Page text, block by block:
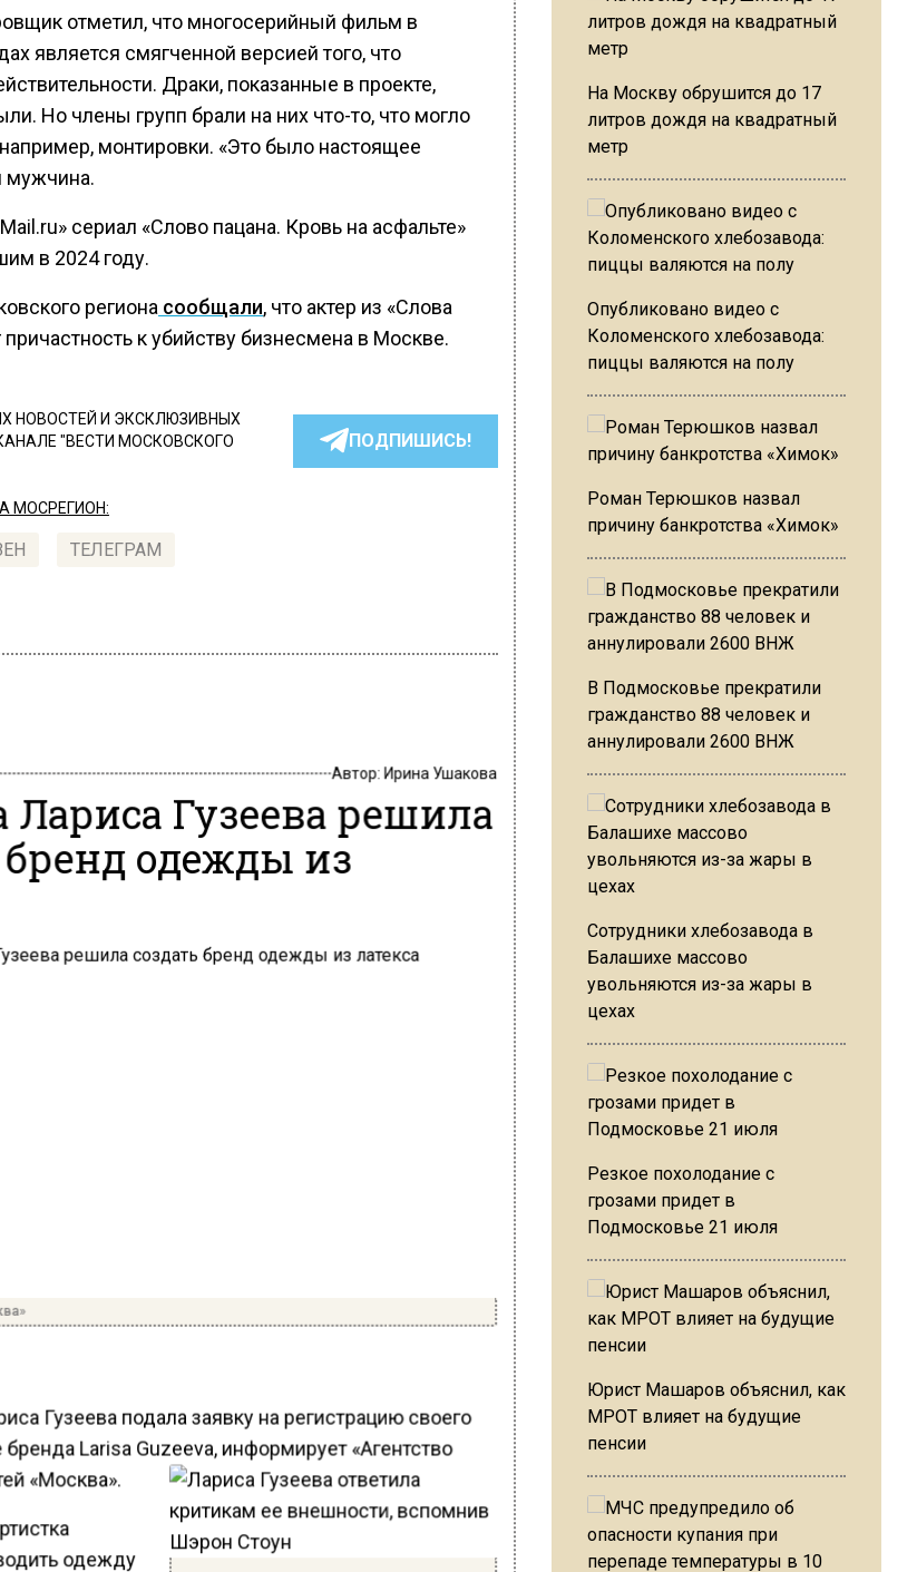
отметил, что многосерийный фильм в
является смягченной версией того, что
Драки, показанные в проекте,
Но члены групп брали на них что-то, что могло
монтировки. «Это было настоящее
мужчина.
сериал «Слово пацана. Кровь на асфальте»
в 2024 году.
региона сообщали, что актер из «Слова
причастность к убийству бизнесмена в Москве.
НОВОСТЕЙ И ЭКСКЛЮЗИВНЫХ
"ВЕСТИ МОСКОВСКОГО
ПОДПИШИСЬ!
МОСРЕГИОН:
ТЕЛЕГРАМ
Автор:Ирина Ушакова
Лариса Гузеева решила
бренд одежды из
Гузеева подала заявку на регистрацию своего
Larisa Guzeeva, информирует «Агентство
«Москва».
одежду
На Москву обрушится до 17
литров дождя на квадратный
метр
Опубликовано видео с
Коломенского хлебозавода:
пиццы валяются на полу
Роман Терюшков назвал
причину банкротства «Химок»
В Подмосковье прекратили
гражданство 88 человек и
аннулировали 2600 ВНЖ
Сотрудники хлебозавода в
Балашихе массово
увольняются из-за жары в
цехах
Резкое похолодание с
грозами придет в
Подмосковье 21 июля
Юрист Машаров объяснил, как
МРОТ влияет на будущие
пенсии